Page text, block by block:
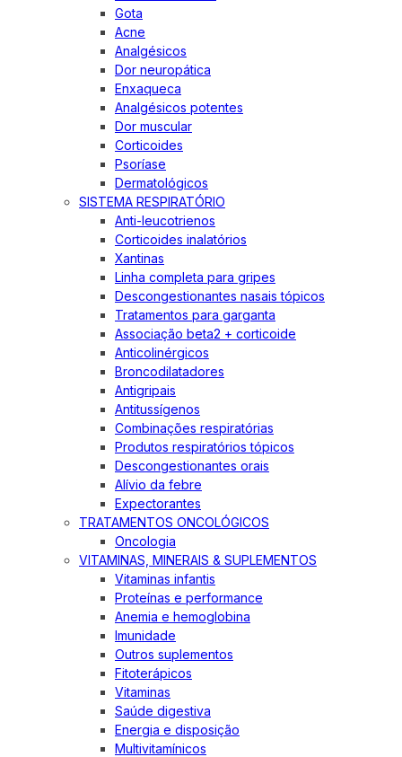
Gota
Acne
Analgésicos
Dor neuropática
Enxaqueca
Analgésicos potentes
Dor muscular
Corticoides
Psoríase
Dermatológicos
SISTEMA RESPIRATÓRIO
Anti-leucotrienos
Corticoides inalatórios
Xantinas
Linha completa para gripes
Descongestionantes nasais tópicos
Tratamentos para garganta
Associação beta2 + corticoide
Anticolinérgicos
Broncodilatadores
Antigripais
Antitussígenos
Combinações respiratórias
Produtos respiratórios tópicos
Descongestionantes orais
Alívio da febre
Expectorantes
TRATAMENTOS ONCOLÓGICOS
Oncologia
VITAMINAS, MINERAIS & SUPLEMENTOS
Vitaminas infantis
Proteínas e performance
Anemia e hemoglobina
Imunidade
Outros suplementos
Fitoterápicos
Vitaminas
Saúde digestiva
Energia e disposição
Multivitamínicos